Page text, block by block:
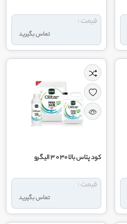
تماس بگیرید
قیمت :
کود پتاس بالا 30 0 3 الیگرو
تماس بگیرید
قیمت :